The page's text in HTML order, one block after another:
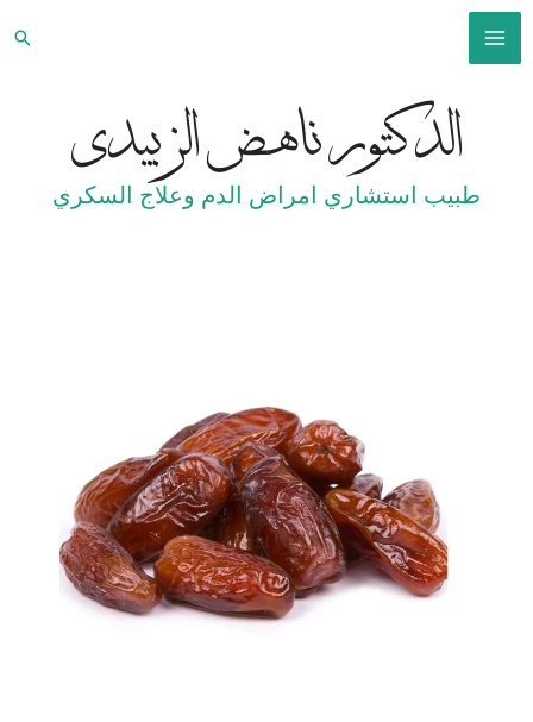
تخطي
MAIN
MENU
الدكتور ناهض الزبيدي
طبيب استشاري امراض الدم وعلاج السكري